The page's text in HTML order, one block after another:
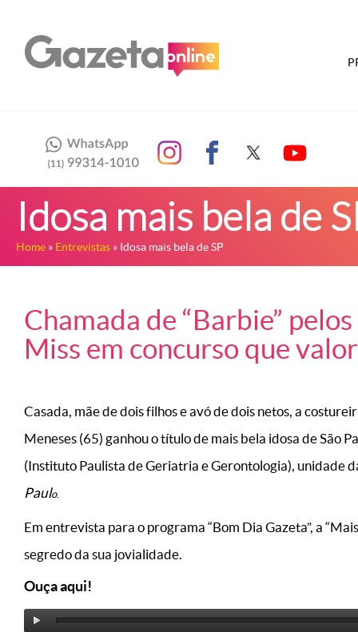
Idosa mais bela de
Home » Entrevistas » Idosa mais bela de SP
Chamada de “Barbie”
Miss em concurso que
Casada, mãe de dois filhos e avó de dois netos, a
Meneses (65) ganhou o título de mais bela idosa de São
(Instituto Paulista de Geriatria e Gerontologia), unidade
Paulo.
Em entrevista para o programa “Bom Dia Gazeta”, a
segredo da sua jovialidade.
Ouça aqui!